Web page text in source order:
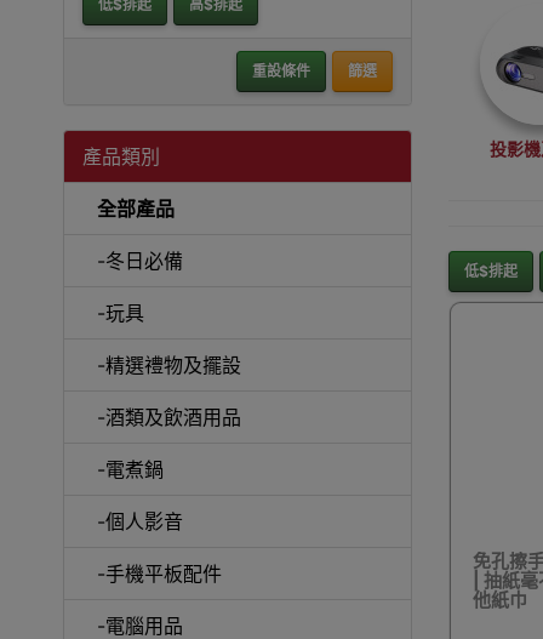
低$排起 高$排起
重設條件 篩選
產品類別
全部產品
-冬日必備
-玩具
-精選禮物及擺設
-酒類及飲酒用品
-電煮鍋
-個人影音
-手機平板配件
-電腦用品
投影
低$排起
免孔擦
| 抽紙
他紙巾